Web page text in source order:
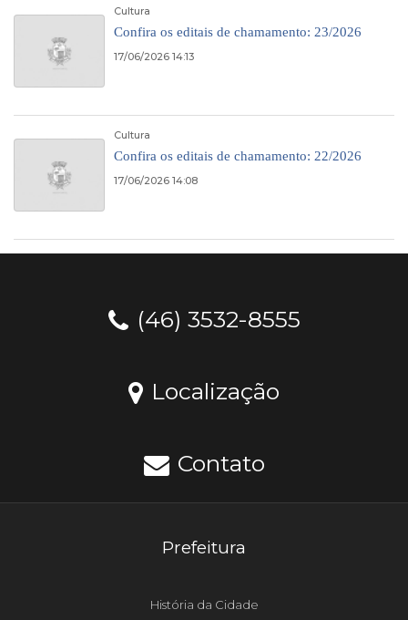
Cultura
Confira os editais de chamamento: 23/2026
17/06/2026 14:13
Cultura
Confira os editais de chamamento: 22/2026
17/06/2026 14:08
(46) 3532-8555
Localização
Contato
Prefeitura
História da Cidade